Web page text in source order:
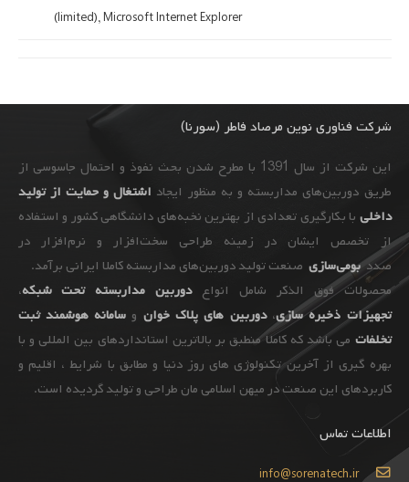
(limited), Microsoft Internet Explorer
شرکت فناوری نوین مرصاد فاطر (سورنا)
این شرکت از سال 1391 با مطرح شدن بحث نفوذ و احتمال جاسوسی از
طریق دوربین‌های مداربسته و به ‌منظور ایجاد اشتغال و حمایت از تولید
داخلی با بکارگیری تعدادی از بهترین نخبه‌های دانشگاهی کشور و استفاده
از تخصص ایشان در زمینه طراحی سخت‌افزار و نرم‌افزار در
صددبومی‌سازی صنعت تولید دوربین‌های مداربسته کاملا ایرانی برآمد.
محصولات فوق الذکر شامل انواع دوربین مداربسته تحت شبکه،
تجهیزات ذخیره سازی، دوربین های پلاک خوان وسامانه هوشمند ثبت
تخلفات می باشد که کاملا منطبق بر بالاترین استانداردهای بین المللی و با
بهره گیری از آخرین تکنولوژی های روز دنیا و مطابق با شرایط ، اقلیم و
کاربردهای این صنعت در میهن اسلامی مان طراحی و تولید گردیده است.
اطلاعات تماس
info@sorenatech.ir